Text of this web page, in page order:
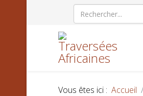
Vous êtes ici : Accueil